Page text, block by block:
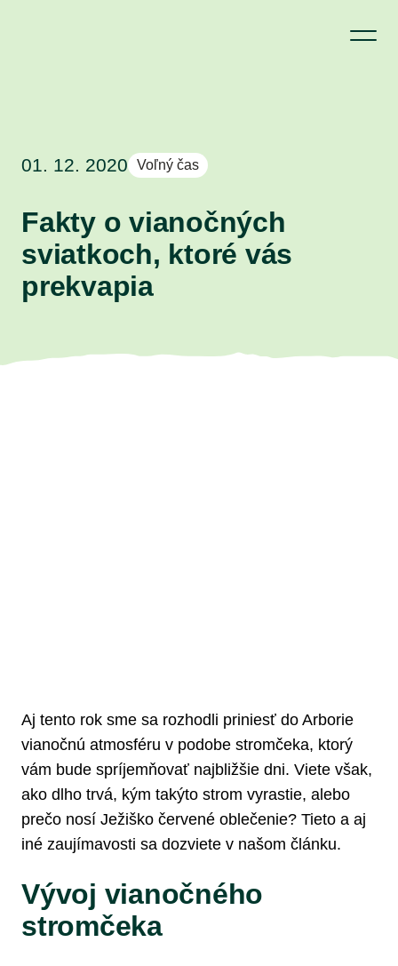
01. 12. 2020 Voľný čas
Fakty o vianočných
sviatkoch, ktoré vás
prekvapia
Aj tento rok sme sa rozhodli priniesť do Arborie
vianočnú atmosféru v podobe stromčeka, ktorý
vám bude spríjemňovať najbližšie dni. Viete však,
ako dlho trvá, kým takýto strom vyrastie, alebo
prečo nosí Ježiško červené oblečenie? Tieto a aj
iné zaujímavosti sa dozviete v našom článku.
Vývoj vianočného
stromčeka